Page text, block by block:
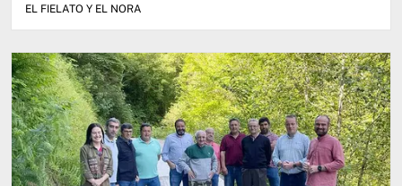
EL FIELATO Y EL NORA